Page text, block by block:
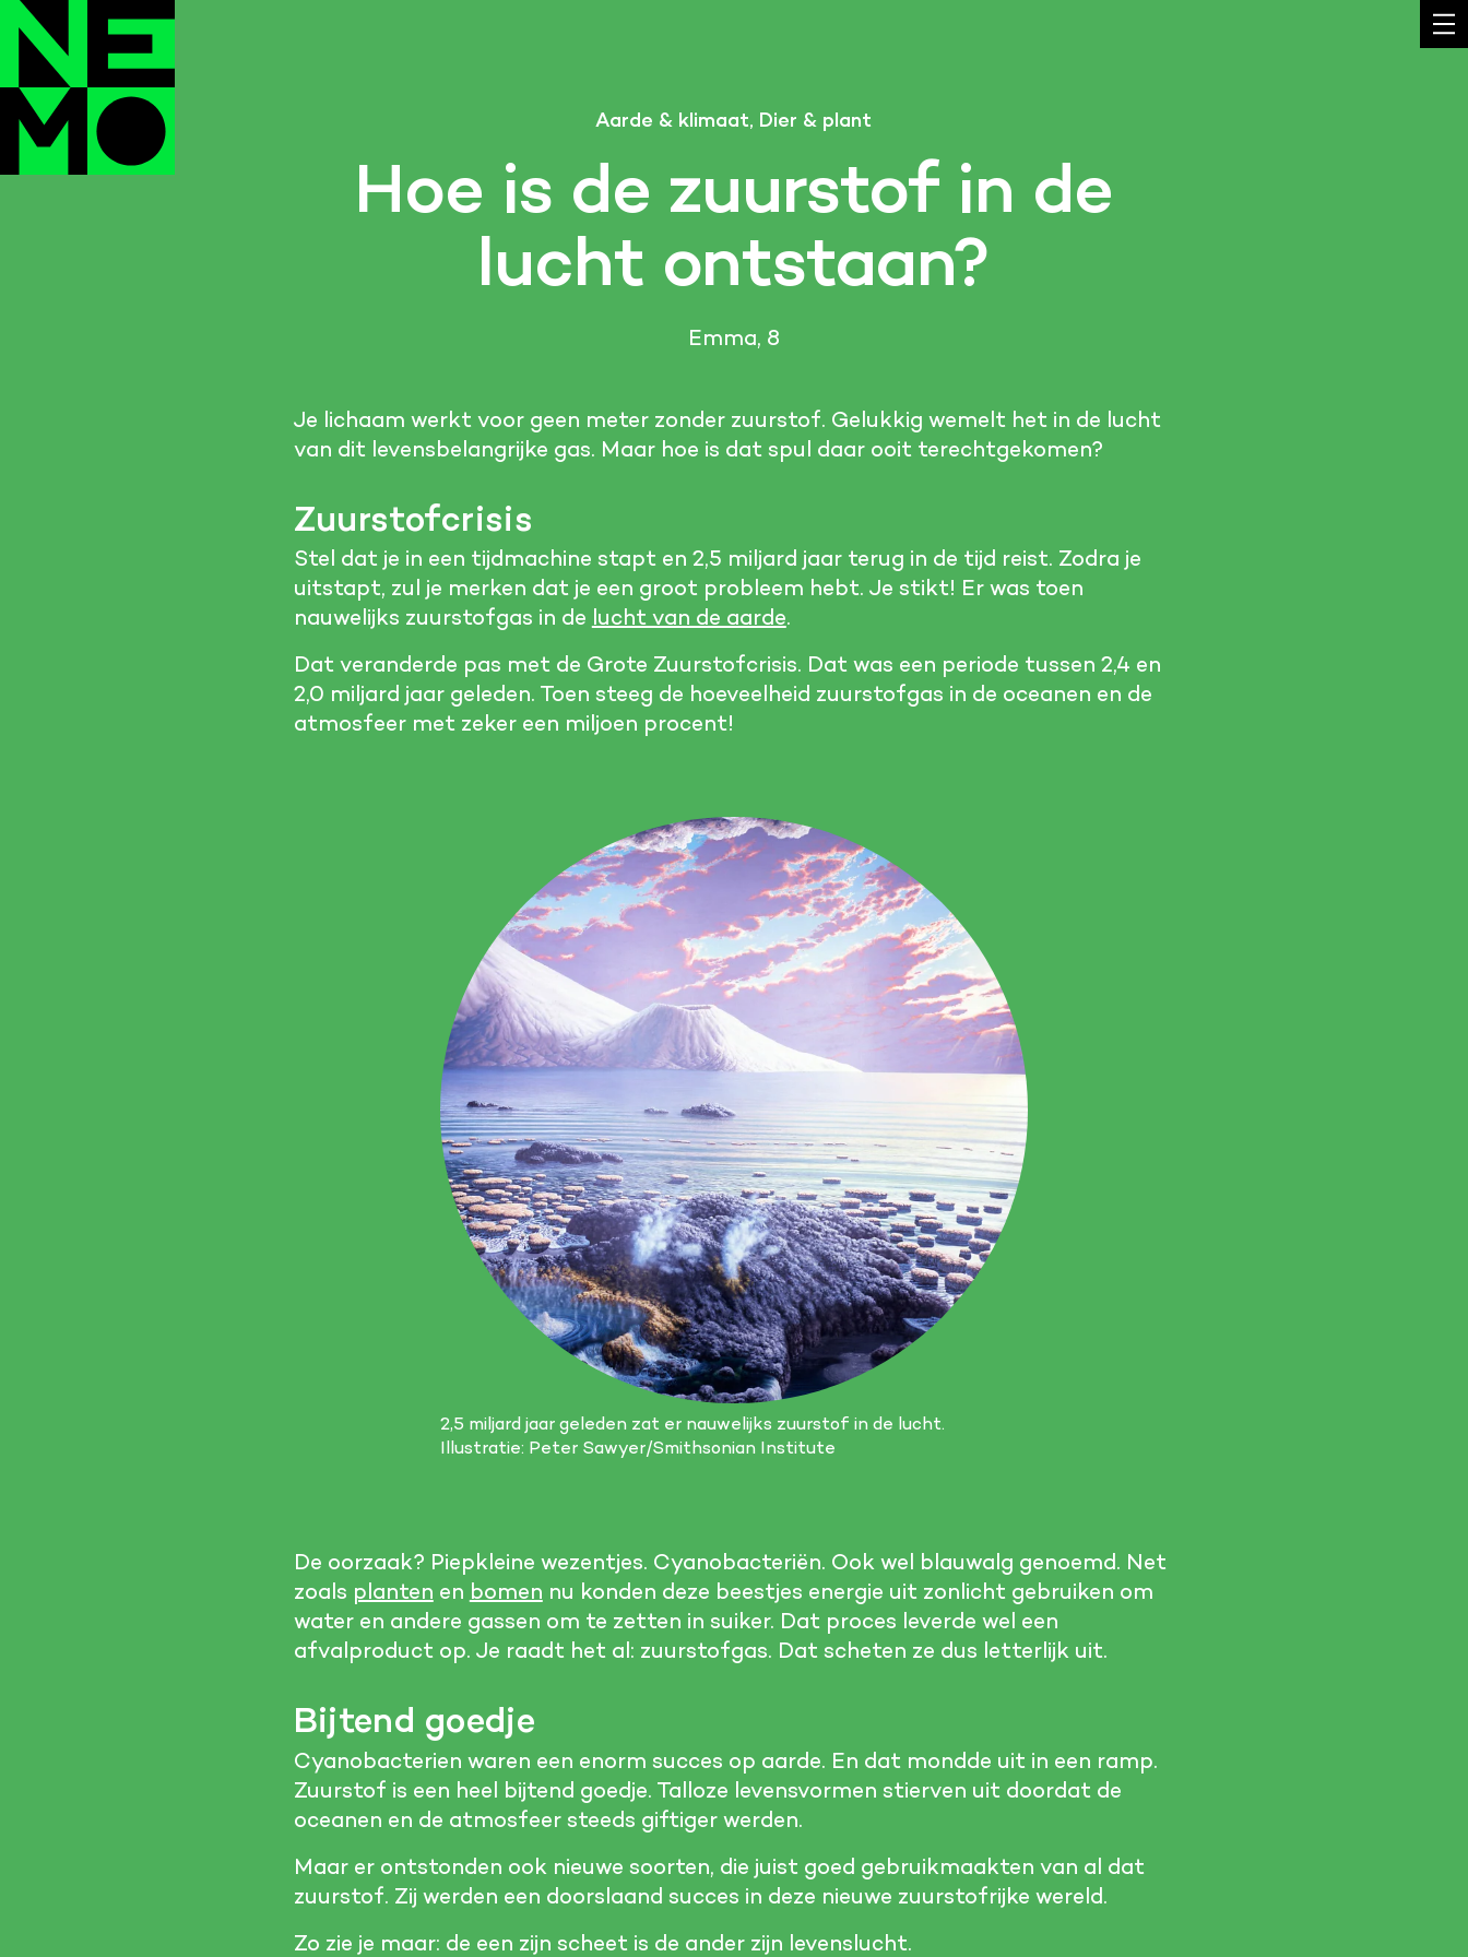
Aarde & klimaat, Dier & plant
Hoe is de zuurstof in de
lucht ontstaan?
Emma, 8
Je lichaam werkt voor geen meter zonder zuurstof. Gelukkig wemelt het in de lucht
van dit levensbelangrijke gas. Maar hoe is dat spul daar ooit terechtgekomen?
Zuurstofcrisis
Stel dat je in een tijdmachine stapt en 2,5 miljard jaar terug in de tijd reist. Zodra je
uitstapt, zul je merken dat je een groot probleem hebt. Je stikt! Er was toen
nauwelijks zuurstofgas in de lucht van de aarde.
Dat veranderde pas met de Grote Zuurstofcrisis. Dat was een periode tussen 2,4 en
2,0 miljard jaar geleden. Toen steeg de hoeveelheid zuurstofgas in de oceanen en de
atmosfeer met zeker een miljoen procent!
2,5 miljard jaar geleden zat er nauwelijks zuurstof in de lucht.
Illustratie: Peter Sawyer/Smithsonian Institute
De oorzaak? Piepkleine wezentjes. Cyanobacteriën. Ook wel blauwalg genoemd. Net
zoals planten en bomen nu konden deze beestjes energie uit zonlicht gebruiken om
water en andere gassen om te zetten in suiker. Dat proces leverde wel een
afvalproduct op. Je raadt het al: zuurstofgas. Dat scheten ze dus letterlijk uit.
Bijtend goedje
Cyanobacterien waren een enorm succes op aarde. En dat mondde uit in een ramp.
Zuurstof is een heel bijtend goedje. Talloze levensvormen stierven uit doordat de
oceanen en de atmosfeer steeds giftiger werden.
Maar er ontstonden ook nieuwe soorten, die juist goed gebruikmaakten van al dat
zuurstof. Zij werden een doorslaand succes in deze nieuwe zuurstofrijke wereld.
Zo zie je maar: de een zijn scheet is de ander zijn levenslucht.